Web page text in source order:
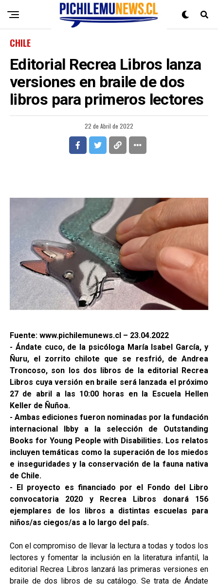
CHILE
Editorial Recrea Libros lanza
versiones en braile de dos
libros para primeros lectores
22 de Abril de 2022
Fuente: www.pichilemunews.cl – 23.04.2022
- Ándate cuco, de la psicóloga María Isabel García, y
Ñuru, el zorrito chilote que se resfrió, de Andrea
Troncoso, son los dos libros de la editorial Recrea
Libros cuya versión en braile será lanzada el próximo
27 de abril a las 10:00 horas en la Escuela Hellen
Keller de Ñuñoa.
- Ambas ediciones fueron nominadas por la fundación
internacional Ibby a la selección de Outstanding
Books for Young People with Disabilities. Los relatos
incluyen temáticas como la superación de los miedos
e inseguridades y la conservación de la fauna nativa
de Chile.
- El proyecto es financiado por el Fondo del Libro
convocatoria 2020 y Recrea Libros donará 156
ejemplares de los libros a distintas escuelas para
niños/as ciegos/as a lo largo del país.
Con el compromiso de llevar la lectura a todas y todos los
lectores y fomentar la inclusión en la literatura infantil, la
editorial Recrea Libros lanzará las primeras versiones en
braile de dos libros de su catálogo. Se trata de Ándate